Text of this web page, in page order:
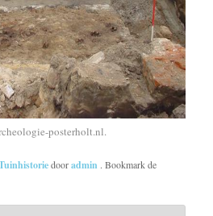
posterholt.nl.
dooradmin . Bookmark de